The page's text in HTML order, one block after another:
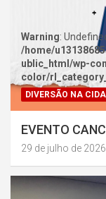
Warning:
/home/
ublic_html/wp-
color/
DIVERSÃO NA
EVENTO
29 de julho de 2026